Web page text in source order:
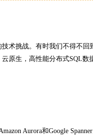
术挑战。有时我们不得不回
原生，高性能分布式SQL数
Aurora和Google Spanner